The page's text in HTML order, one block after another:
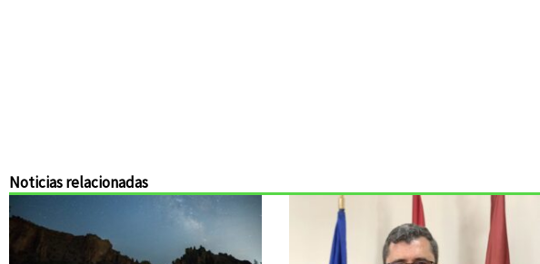
Noticias relacionadas